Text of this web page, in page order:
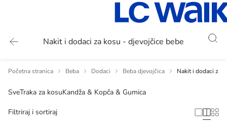
Nakit i dodaci za kosu - djevojčice bebe
Početna stranica Beba Dodaci Beba djevojčica Nakit i dodaci za
SveTraka za kosuKandža & Kopča & Gumica
Filtriraj i sortiraj